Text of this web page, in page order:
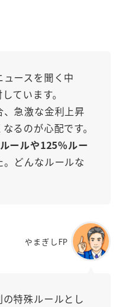
ースを聞く中
ています。
急激な金利上昇
るのが心配です。
ールや125％ルー
どんなルールな
やまぎしFP
特殊ルールとし